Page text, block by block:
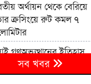
অর্থায়ন থেকে বেরিয়ে
ক্রসিংয়ে রুট কমল ৭
গণঅভ্যুত্থানের ইতিহাস
না করার আহ্বান নাহিদ
সব খবর